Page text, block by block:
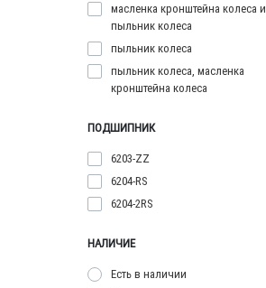
масленка кронштейна колеса и
пыльник колеса
пыльник колеса
пыльник колеса, масленка
кронштейна колеса
ПОДШИПНИК
6203-ZZ
6204-RS
6204-2RS
НАЛИЧИЕ
Есть в наличии